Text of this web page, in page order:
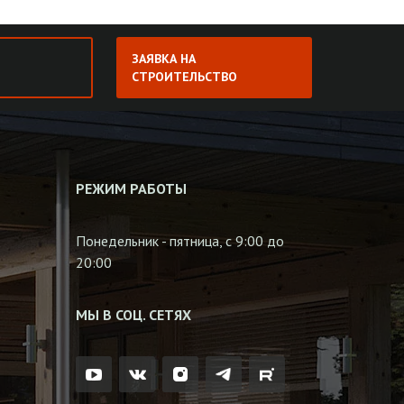
ЗАЯВКА НА
СТРОИТЕЛЬСТВО
РЕЖИМ РАБОТЫ
Понедельник - пятница, с 9:00 до
20:00
МЫ В СОЦ. СЕТЯХ